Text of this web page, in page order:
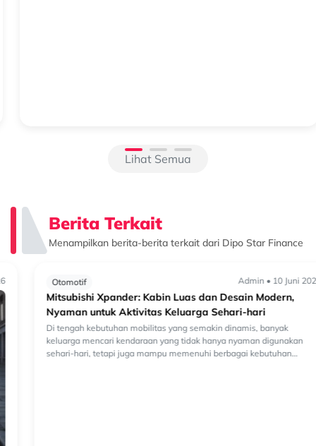
Lihat Semua
Berita Terkait
Menampilkan berita-berita terkait dari Dipo Star Finance
Otomotif Admin • 10 Juni 2026